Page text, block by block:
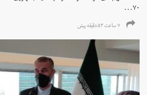
۷۰...
۷ ساعت ۵۳ دقیقه پیش